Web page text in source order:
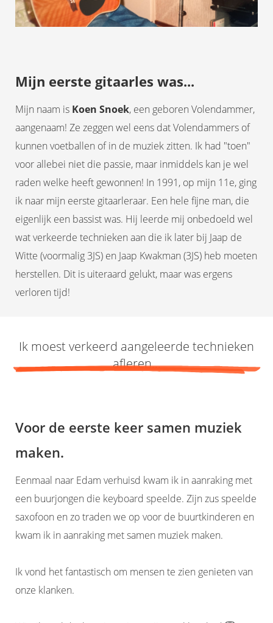
Mijn eerste gitaarles was...
Mijn naam is Koen Snoek, een geboren Volendammer,
aangenaam! Ze zeggen wel eens dat Volendammers of
kunnen voetballen of in de muziek zitten. Ik had "toen"
voor allebei niet die passie, maar inmiddels kan je wel
raden welke heeft gewonnen! In 1991, op mijn 11e, ging
ik naar mijn eerste gitaarleraar. Een hele fijne man, die
eigenlijk een bassist was. Hij leerde mij onbedoeld wel
wat verkeerde technieken aan die ik later bij Jaap de
Witte (voormalig 3JS) en Jaap Kwakman (3JS) heb moeten
herstellen. Dit is uiteraard gelukt, maar was ergens
verloren tijd!
Ik moest verkeerd aangeleerde technieken
afleren...
Voor de eerste keer samen muziek
maken.
Eenmaal naar Edam verhuisd kwam ik in aanraking met
een buurjongen die keyboard speelde. Zijn zus speelde
saxofoon en zo traden we op voor de buurtkinderen en
kwam ik in aanraking met samen muziek maken.
Ik vond het fantastisch om mensen te zien genieten van
onze klanken.